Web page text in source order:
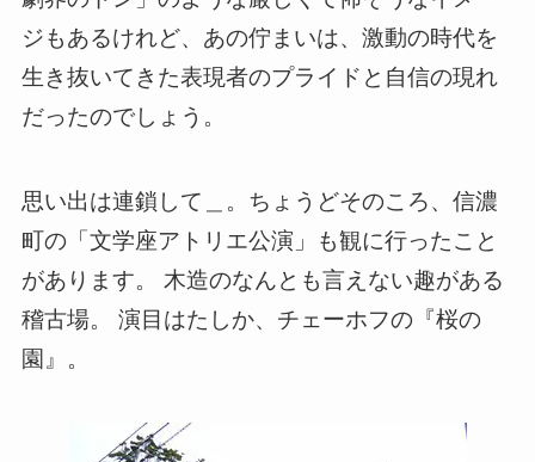
ジもあるけれど、あの佇まいは、激動の時代を
生き抜いてきた表現者のプライドと自信の現れ
だったのでしょう。
思い出は連鎖して＿。ちょうどそのころ、信濃
町の「文学座アトリエ公演」も観に行ったこと
があります。 木造のなんとも言えない趣がある
稽古場。 演目はたしか、チェーホフの『桜の
園』。